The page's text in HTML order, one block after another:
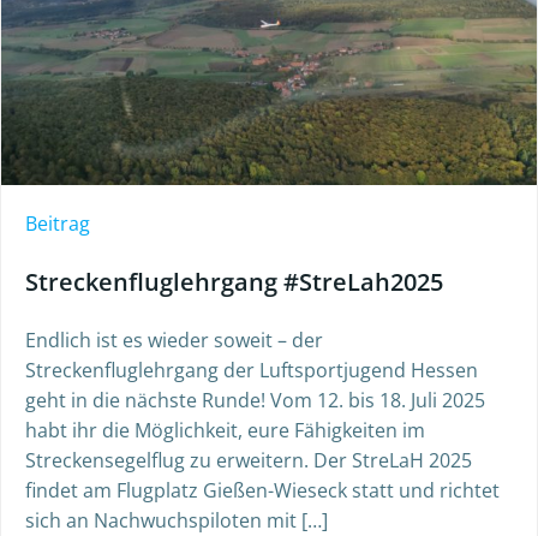
Beitrag
Streckenfluglehrgang #StreLah2025
Endlich ist es wieder soweit – der
Streckenfluglehrgang der Luftsportjugend Hessen
geht in die nächste Runde! Vom 12. bis 18. Juli 2025
habt ihr die Möglichkeit, eure Fähigkeiten im
Streckensegelflug zu erweitern. Der StreLaH 2025
findet am Flugplatz Gießen-Wieseck statt und richtet
sich an Nachwuchspiloten mit […]